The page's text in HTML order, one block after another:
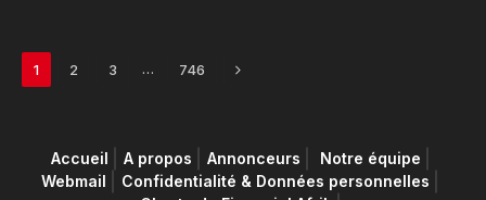
1 2 3 … 746 Next
Accueil A propos Annonceurs
Notre équipe
Webmail
Confidentialité & Données personnelles